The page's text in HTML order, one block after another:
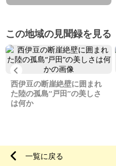
この地域の見聞録を見る
Previous
西伊豆の断崖絶壁に囲まれ
た陸の孤島“戸田”の美しさ
は何か
一覧に戻る